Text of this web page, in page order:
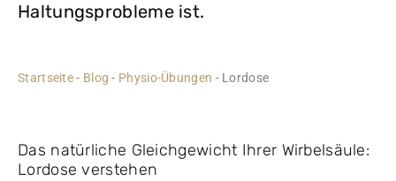
Haltungsprobleme ist.
Startseite- Blog - Physio-Übungen - Lordose
Das natürliche Gleichgewicht Ihrer Wirbelsäule:
Lordose verstehen